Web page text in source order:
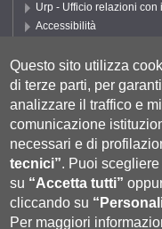
Urp - Ufficio relazioni con
Accessibilità
Cookie settings
Segui UNISI
Questo sito utilizza
di terze parti, per
analizzare il traffico e
comunicazione
necessari e di
tecnici”. Puoi
su “Accetta tutti”
cliccando su
Per maggiori